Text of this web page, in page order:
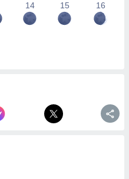
14 15 16